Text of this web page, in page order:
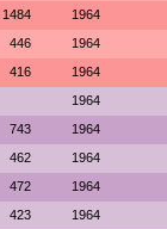
1484 1964
446 1964
416 1964
1964
743 1964
462 1964
472 1964
423 1964